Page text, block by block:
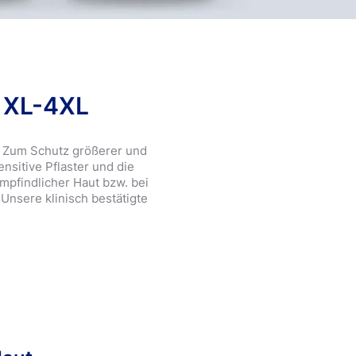
4XL
Schutz größerer und
Pflaster und die
Haut bzw. bei
klinisch bestätigte